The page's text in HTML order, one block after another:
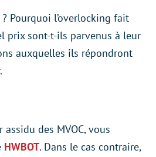
Pourquoi l’overlocking fait
prix sont-t-ils parvenus à leur
auxquelles ils répondront
des MVOC, vous
HWBOT. Dans le cas contraire,